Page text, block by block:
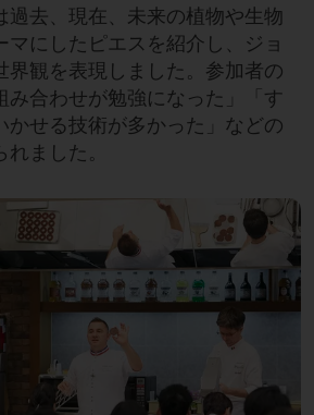
過去、現在、未来の植物や生物
マにしたピエスを紹介し、ジョ
界観を表現しました。参加者の
み合わせが勉強になった」「す
かせる技術が多かった」などの
ました。